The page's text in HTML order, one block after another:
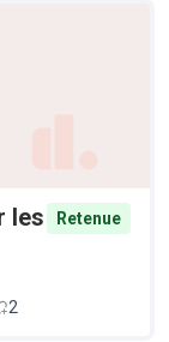
les
Retenue
2